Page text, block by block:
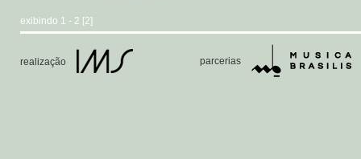
exibindo 1 - 2 [2]
realização parcerias